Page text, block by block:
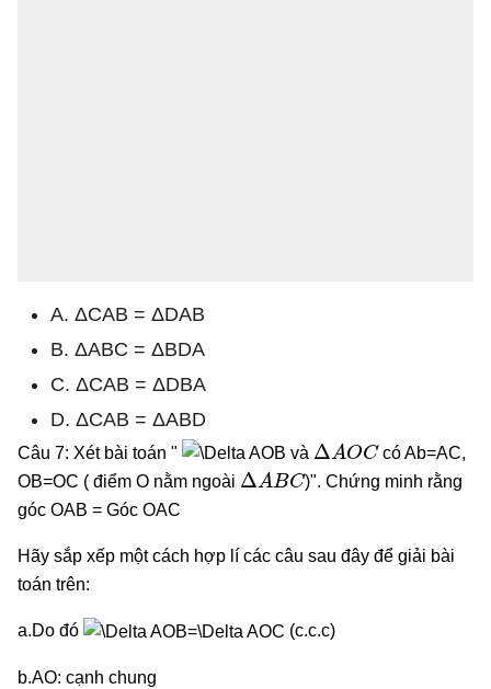
A. ΔCAB = ΔDAB
B. ΔABC = ΔBDA
C. ΔCAB = ΔDBA
D. ΔCAB = ΔABD
Câu 7: Xét bài toán " và
Δ AOC
có Ab=AC,
OB=OC ( điểm O nằm ngoài
Δ ABC
)". Chứng minh rằng
góc OAB = Góc OAC
Hãy sắp xếp một cách hợp lí các câu sau đây để giải bài
toán trên:
a.Do đó (c.c.c)
b.AO: cạnh chung